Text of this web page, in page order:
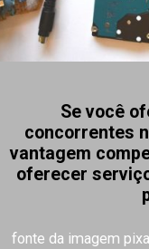
Se você
concorrentes
vantagem
oferecer
fonte da imagem